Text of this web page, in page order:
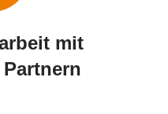
mit